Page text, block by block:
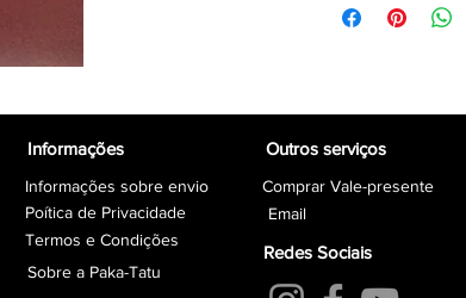
Informações
Informações sobre envio
Poítica de Privacidade
Termos e Condições
Sobre a Paka-Tatu
Outros serviços
Comprar Vale-presente
Email
Redes Sociais